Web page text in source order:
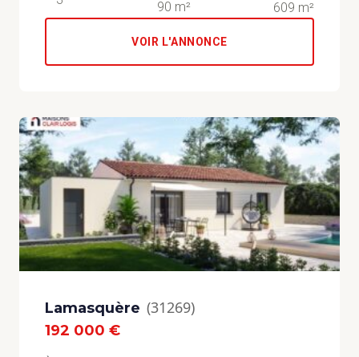
90 m² 609 m²
VOIR L'ANNONCE
Lamasquère (31269)
192 000 €